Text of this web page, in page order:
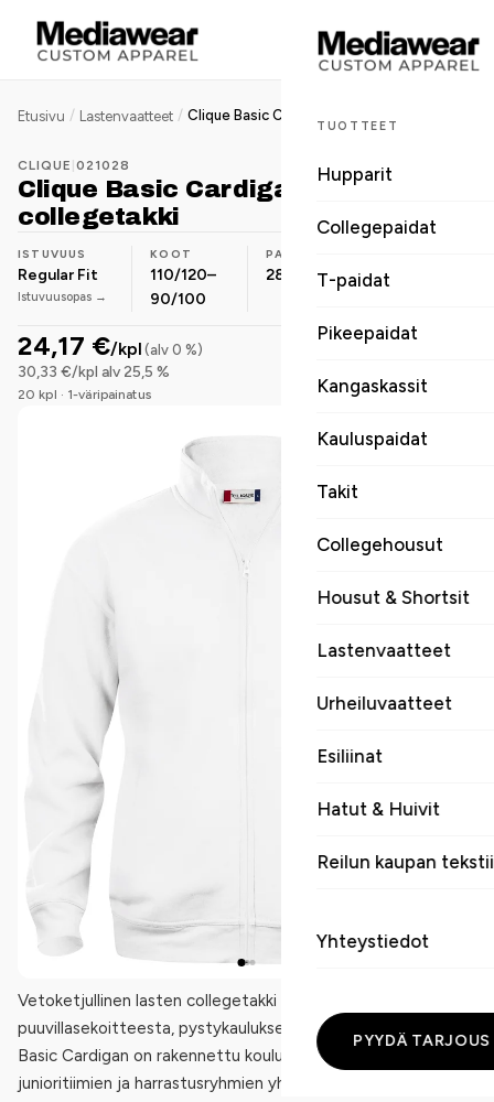
TUOTTEET
Hupparit
Collegepaidat
T-paidat
Pikeepaidat
Kangaskassit
Kauluspaidat
Takit
Collegehousut
Housut & Shortsit
Lastenvaatteet
Urheiluvaatteet
Esiliinat
Hatut & Huivit
Reilun kaupan
Yhteystiedot
PYYDÄ TARJOUS
Etusivu / Lastenvaatteet / Clique Basic Cardigan lasten collegetakki
CLIQUE 021028
Clique Basic Cardigan lasten
collegetakki
ISTUVUUS
Regular Fit
Istuvuusopas →
KOOT
110/120–
90/100
PAINO
280 g/m²
Puuvilla-
24,17 €/kpl (alv 0 %)
30,33 €/kpl alv 25,5 %
20 kpl · 1-väripainatus
Vetoketjullinen lasten collegetakki 280 g/m² polyesteri-
puuvillasekoitteesta, pystykauluksella suljettuna. Clique
Basic Cardigan on rakennettu koulujen, urheiluseurojen
junioritiimien ja harrastusryhmien yhteisasusteeksi: koot